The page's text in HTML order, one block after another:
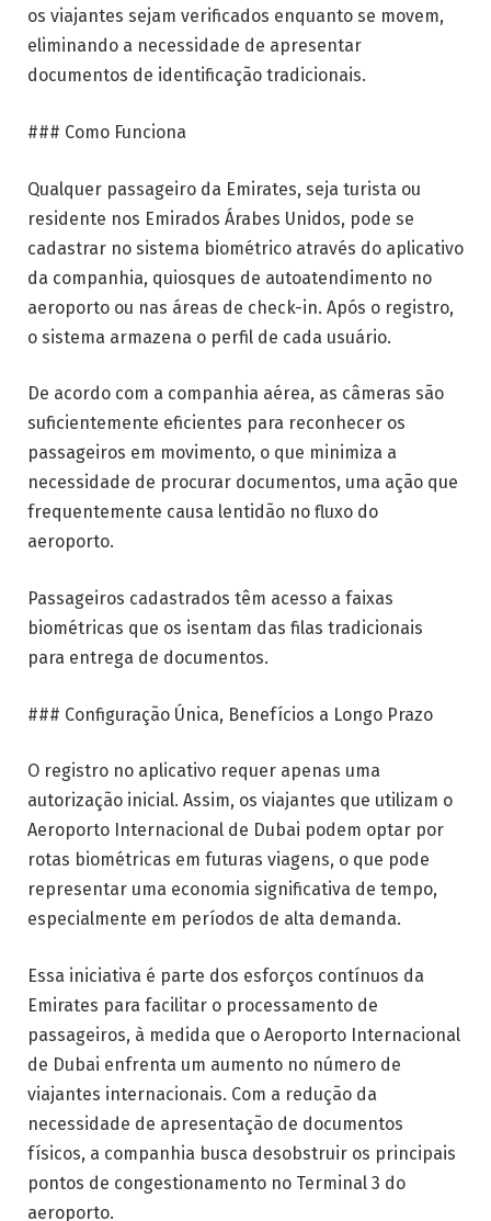
os viajantes sejam verificados enquanto se movem,
eliminando a necessidade de apresentar
documentos de identificação tradicionais.
### Como Funciona
Qualquer passageiro da Emirates, seja turista ou
residente nos Emirados Árabes Unidos, pode se
cadastrar no sistema biométrico através do aplicativo
da companhia, quiosques de autoatendimento no
aeroporto ou nas áreas de check-in. Após o registro,
o sistema armazena o perfil de cada usuário.
De acordo com a companhia aérea, as câmeras são
suficientemente eficientes para reconhecer os
passageiros em movimento, o que minimiza a
necessidade de procurar documentos, uma ação que
frequentemente causa lentidão no fluxo do
aeroporto.
Passageiros cadastrados têm acesso a faixas
biométricas que os isentam das filas tradicionais
para entrega de documentos.
### Configuração Única, Benefícios a Longo Prazo
O registro no aplicativo requer apenas uma
autorização inicial. Assim, os viajantes que utilizam o
Aeroporto Internacional de Dubai podem optar por
rotas biométricas em futuras viagens, o que pode
representar uma economia significativa de tempo,
especialmente em períodos de alta demanda.
Essa iniciativa é parte dos esforços contínuos da
Emirates para facilitar o processamento de
passageiros, à medida que o Aeroporto Internacional
de Dubai enfrenta um aumento no número de
viajantes internacionais. Com a redução da
necessidade de apresentação de documentos
físicos, a companhia busca desobstruir os principais
pontos de congestionamento no Terminal 3 do
aeroporto.